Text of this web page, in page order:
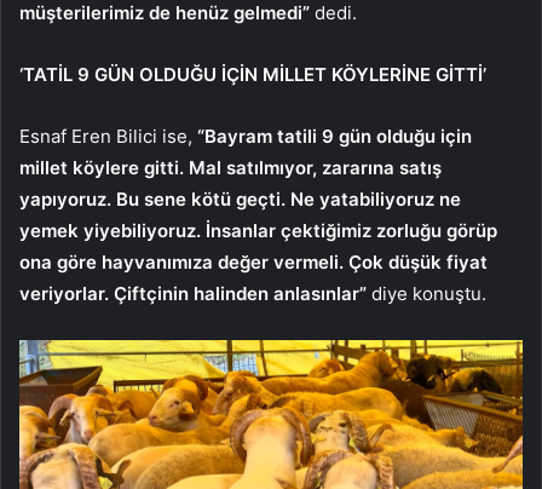
müşterilerimiz de henüz gelmedi” dedi.
‘TATİL 9 GÜN OLDUĞU İÇİN MİLLET KÖYLERİNE GİTTİ’
Esnaf Eren Bilici ise, “Bayram tatili 9 gün olduğu için
millet köylere gitti. Mal satılmıyor, zararına satış
yapıyoruz. Bu sene kötü geçti. Ne yatabiliyoruz ne
yemek yiyebiliyoruz. İnsanlar çektiğimiz zorluğu görüp
ona göre hayvanımıza değer vermeli. Çok düşük fiyat
veriyorlar. Çiftçinin halinden anlasınlar” diye konuştu.